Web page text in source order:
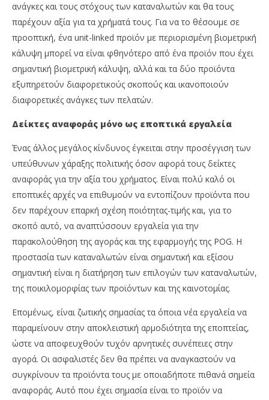
ανάγκες και τους στόχους των καταναλωτών και θα τους
παρέχουν αξία για τα χρήματά τους. Για να το θέσουμε σε
προοπτική, ένα unit-linked προϊόν με περιορισμένη βιομετρική
κάλυψη μπορεί να είναι φθηνότερο από ένα προϊόν που έχει
σημαντική βιομετρική κάλυψη, αλλά και τα δύο προϊόντα
εξυπηρετούν διαφορετικούς σκοπούς και ικανοποιούν
διαφορετικές ανάγκες των πελατών.
Δείκτες αναφοράς μόνο ως εποπτικά εργαλεία
Ένας άλλος μεγάλος κίνδυνος έγκειται στην προσέγγιση των
υπεύθυνων χάραξης πολιτικής όσον αφορά τους δείκτες
αναφοράς για την αξία του χρήματος. Είναι πολύ καλό οι
εποπτικές αρχές να επιθυμούν να εντοπίζουν προϊόντα που
δεν παρέχουν επαρκή σχέση ποιότητας-τιμής και, για το
σκοπό αυτό, να αναπτύσσουν εργαλεία για την
παρακολούθηση της αγοράς και της εφαρμογής της POG. Η
προστασία των καταναλωτών είναι σημαντική και εξίσου
σημαντική είναι η διατήρηση των επιλογών των καταναλωτών,
της ποικιλομορφίας των προϊόντων και της καινοτομίας.
Επομένως, είναι ζωτικής σημασίας τα όποια νέα εργαλεία να
παραμείνουν στην αποκλειστική αρμοδιότητα της εποπτείας,
ώστε να αποφευχθούν τυχόν αρνητικές συνέπειες στην
αγορά. Οι ασφαλιστές δεν θα πρέπει να αναγκαστούν να
συγκρίνουν τα προϊόντα τους με οποιαδήποτε πιθανά σημεία
αναφοράς. Αυτό που έχει σημασία είναι το προϊόν να